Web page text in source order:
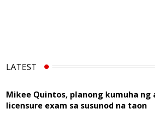
LATEST
Mikee Quintos, planong kumuha
licensure exam sa susunod na taon